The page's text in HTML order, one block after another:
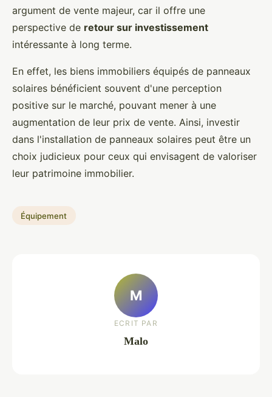
argument de vente majeur, car il offre une
perspective de retour sur investissement
intéressante à long terme.
En effet, les biens immobiliers équipés de panneaux
solaires bénéficient souvent d'une perception
positive sur le marché, pouvant mener à une
augmentation de leur prix de vente. Ainsi, investir
dans l'installation de panneaux solaires peut être un
choix judicieux pour ceux qui envisagent de valoriser
leur patrimoine immobilier.
Équipement
M
ECRIT PAR
Malo